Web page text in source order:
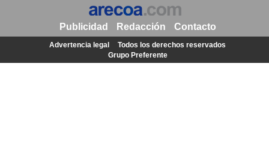
Publicidad Redacción Contacto
Advertencia legal
Todos los derechos reservados
Grupo Preferente